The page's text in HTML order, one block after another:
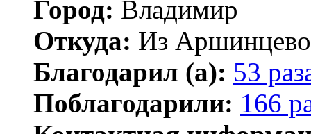
Город: Владимир
Откуда: Из
Благодарил (а): 53
Поблагодарили: 166